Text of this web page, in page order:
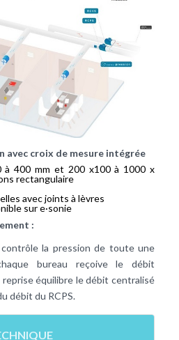
avec croix de mesure intégrée
à 400 mm et 200 x100 à 1000 x
rectangulaire
avec joints à lèvres
sur e·sonie
:
la pression de toute une
bureau reçoive le débit
reprise équilibre le débit centralisé
débit du RCPS.